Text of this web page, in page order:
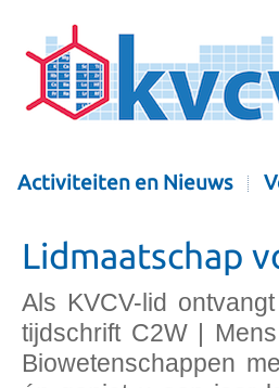
Activiteiten en Nieuws
Lidmaatschap
Als KVCV-lid
tijdschrift C2W |
Biowetenschappen